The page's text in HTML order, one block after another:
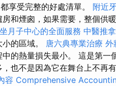
享受完整的好處清單。 附近
和煙囪，如果需要，整個供
坐月子中心的全面服務 中醫推
的區域。 唐六典專業治療 外
的熱量損失最小。 這是第一
也不是因為它在舞台上不再
容 Comprehensive